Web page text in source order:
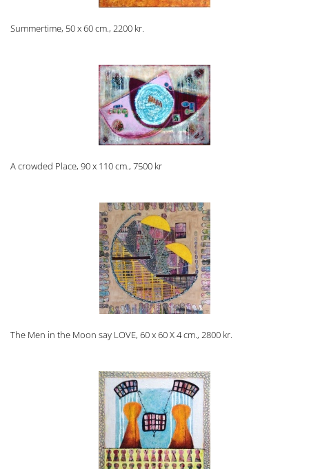
Summertime, 50 x 60 cm., 2200 kr.
A crowded Place, 90 x 110 cm., 7500 kr
The Men in the Moon say LOVE, 60 x 60 X 4 cm., 2800 kr.